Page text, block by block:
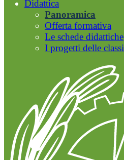
Didattica
Panoramica
Offerta formativa
Le schede didattiche
I progetti delle classi